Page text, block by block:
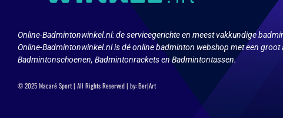
Online-Badmintonwinkel.nl:de servicegerichte en meest vakkundige
Online-Badmintonwinkel.nl is dé online badminton webshop met een groot
Badmintonschoenen, Badmintonrackets en Badmintontassen.
© 2025 Macaré Sport | All Rights Reserved | by:Ber|Art